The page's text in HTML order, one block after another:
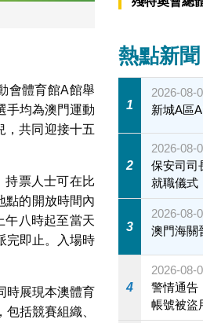
門票派發詳情
會體育館A館舉
手均為澳門運動
，共同迎接十五
持票人士可在比
點的開放時間內
午八時起至當天
完即止。入場時
時展現本澳體育
括競賽組織、
熱點新聞
1
2026-08-
新城A區
2
2026-08-
保安司司
就職儀式
3
2026-08-
澳門海關
4
2026-08-
警情通告
帳號被盜